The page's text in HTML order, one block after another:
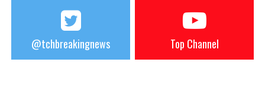
@tchbreakingnews Top Channel